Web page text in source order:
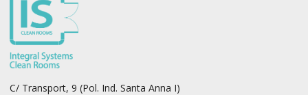
C/ Transport, 9 (Pol. Ind. Santa Anna I)